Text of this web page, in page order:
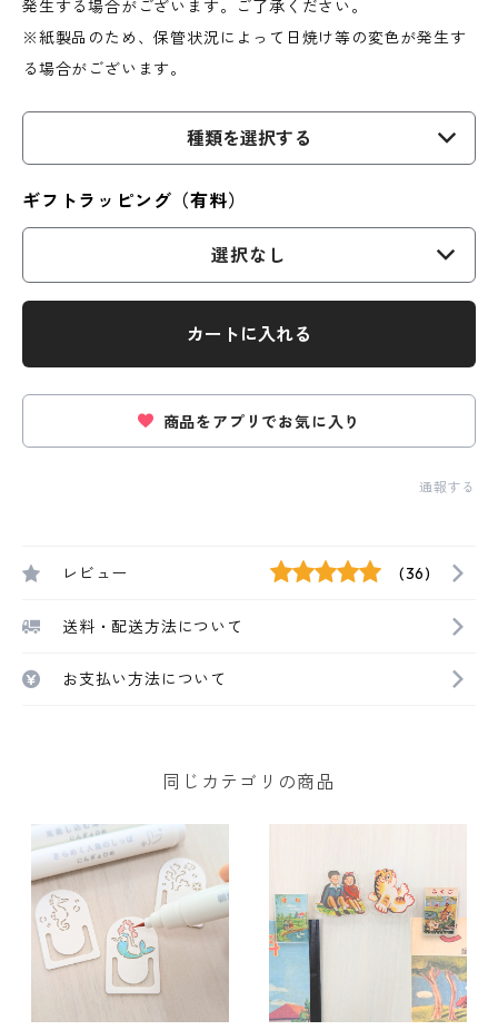
発生する場合がございます。ご了承ください。
※紙製品のため、保管状況によって日焼け等の変色が発生す
る場合がございます。
種類を選択する
ギフトラッピング（有料）
選択なし
カートに入れる
商品をアプリでお気に入り
通報する
レビュー (36)
送料・配送方法について
お支払い方法について
同じカテゴリの商品